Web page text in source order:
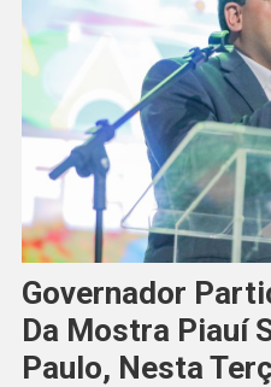
Governador
Da Mostra Piauí
Paulo, Nesta